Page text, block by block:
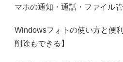
マホの通知・通話・ファイル
Windowsフォトの使い方と便
削除もできる】